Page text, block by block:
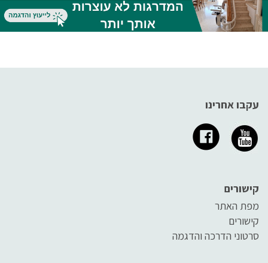
עקבו אחרינו
קישורים
מפת האתר
קישורים
סרטוני הדרכה והדגמה